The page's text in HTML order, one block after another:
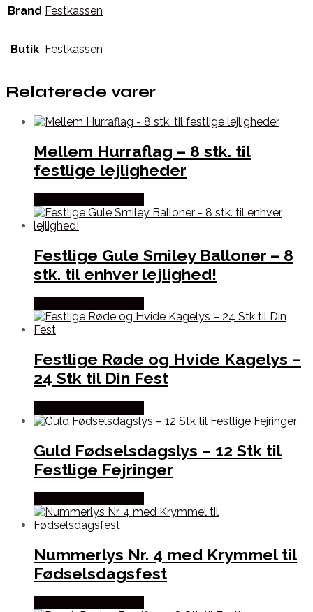
Brand Festkassen
Butik Festkassen
Relaterede varer
Mellem Hurraflag – 8 stk. til
festlige lejligheder
Festlige Gule Smiley Balloner – 8
stk. til enhver lejlighed!
Festlige Røde og Hvide Kagelys –
24 Stk til Din Fest
Guld Fødselsdagslys – 12 Stk til
Festlige Fejringer
Nummerlys Nr. 4 med Krymmel til
Fødselsdagsfest